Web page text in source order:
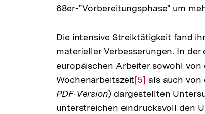
68er-"Vorbereitungsphase" um
Die intensive Streiktätigkeit fand
materieller Verbesserungen. In
europäischen Arbeiter sowohl
WochenarbeitszeitZur
Auflösung
der
[5] als auch von
PDF-Version) dargestellten
unterstreichen eindrucksvoll den